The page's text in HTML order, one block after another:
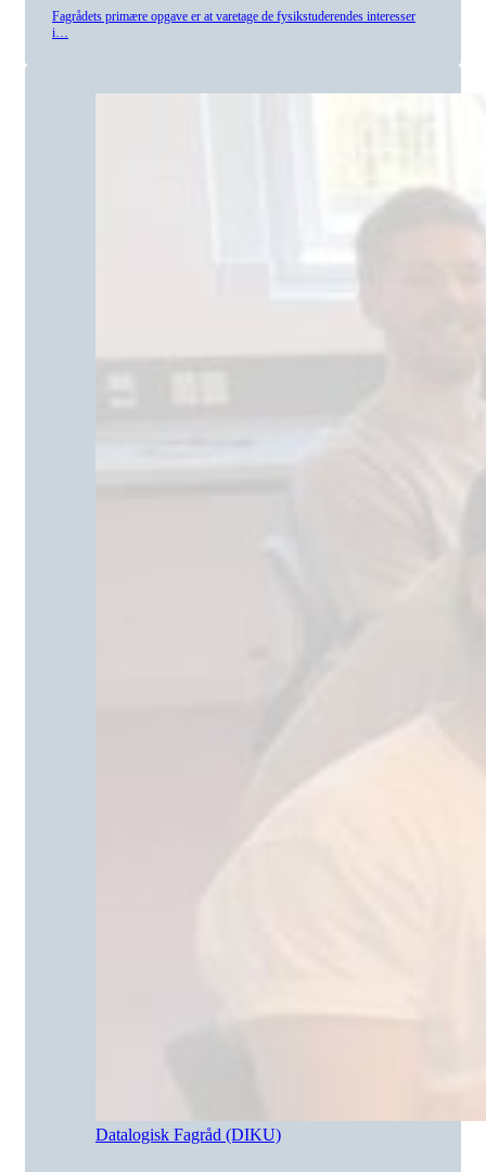
Fagrådets primære opgave er at varetage de fysikstuderendes interesser
i…
Datalogisk Fagråd (DIKU)